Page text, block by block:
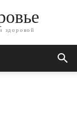
здоровой